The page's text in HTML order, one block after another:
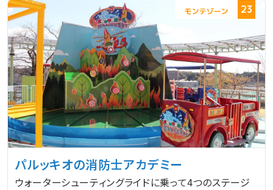
23
パルッキオの消防士アカデミー
ウォーターシューティングライドに乗って4つのステージ